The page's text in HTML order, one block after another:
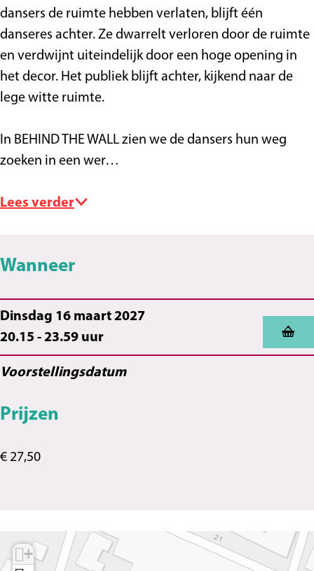
a
n
s
t
n
D
a
n
s
e
n
D
a
n
t
a
n
s
t
s
e
n
D
a
s
t
t
S
p
e
e
h
u
s
S
p
e
e
l
u
i
e
t
S
p
e
l
h
i
u
i
s
dansers de ruimte hebben verlaten, blijft één
danseres achter. Ze dwarrelt verloren door de ruimte
en verdwijnt uiteindelijk door een hoge opening in
het decor. Het publiek blijft achter, kijkend naar de
lege witte ruimte.
In BEHIND THE WALL zien we de dansers hun weg
zoeken in een wer…
Lees verder
Wanneer
Dinsdag 16 maart 2027
20.15 - 23.59 uur
Voorstellingsdatum
Prijzen
€ 27,50
+